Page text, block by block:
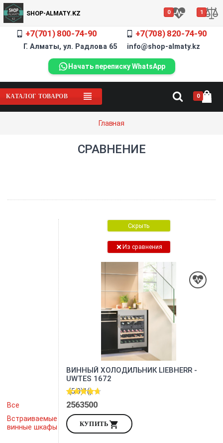
SHOP-ALMATY.KZ 0 1
+7(701) 800-74-90 +7(708) 820-74-90
Г. Алматы, ул. Радлова 65 info@shop-almaty.kz
Начать переписку WhatsApp
КАТАЛОГ ТОВАРОВ 0
Главная
СРАВНЕНИЕ
Все
Встраиваемые
винные шкафы
Скрыть
Из сравнения
ВИННЫЙ ХОЛОДИЛЬНИК LIEBHERR -
UWTES 1672
(5.0)1()
2563500
КУПИТЬ